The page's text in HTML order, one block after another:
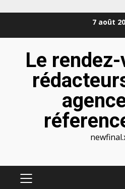
7 août
Le
MENU